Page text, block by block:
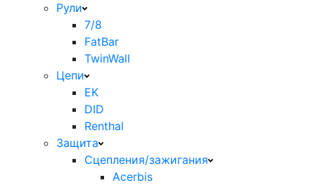
Рули
7/8
FatBar
TwinWall
Цепи
EK
DID
Renthal
Защита
Сцепления/зажигания
Acerbis